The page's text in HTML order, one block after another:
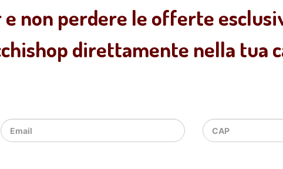
non perdere le offerte
direttamente nella tua